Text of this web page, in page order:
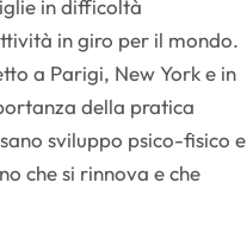
in difficoltà
in giro per il mondo.
a Parigi, New York e in
della pratica
sviluppo psico-fisico e
che si rinnova e che